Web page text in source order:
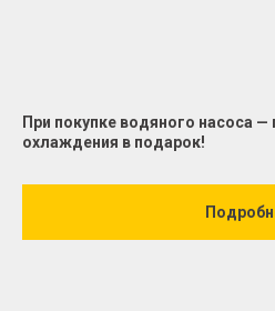
При покупке водяного насоса
охлаждения в подарок!